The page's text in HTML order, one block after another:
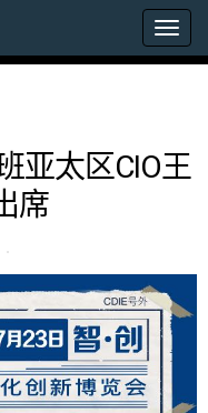
亚太区CIO王
席